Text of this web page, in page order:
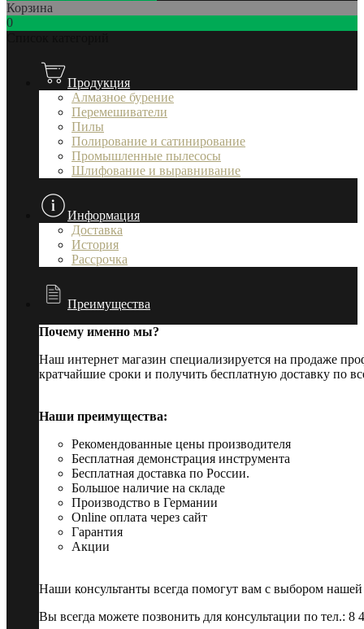
Корзина
0
Продукция
Алмазное бурение
Перемешиватели
Пилы
Полирование и сатинирование
Промышленные пылесосы
Шлифование и выравнивание
Информация
Доставка
История
Рассрочка
Преимущества
Почему именно мы?
Наш интернет магазин специализируется на продаже
кратчайшие сроки и получить бесплатную доставку по
Наши преимущества:
Рекомендованные цены производителя
Бесплатная демонстрация инструмента
Бесплатная доставка по России.
Большое наличие на складе
Производство в Германии
Online оплата через сайт
Гарантия
Акции
Наши консультанты всегда помогут вам с выбором
Вы всегда можете позвонить для консультации по тел.: